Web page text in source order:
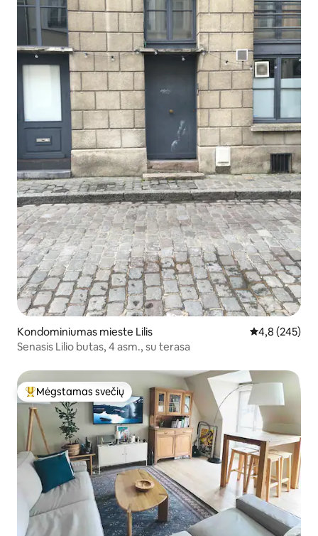
Kondominiumas mieste Lilis Vidutinis
4,8 (245)
Senasis Lilio butas, 4 asm., su terasa
Svečių mėgstamiausias
Mėgstamas svečių